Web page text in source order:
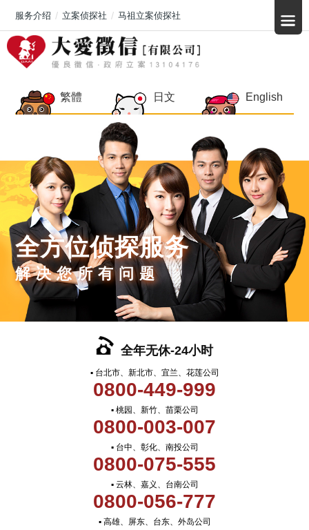
繁體 日文 English
全方位侦探服务
解决您所有问题
全年无休-24小时
▪ 台北市、新北市、宜兰、花莲公司
0800-449-999
▪ 桃园、新竹、苗栗公司
0800-003-007
▪ 台中、彰化、南投公司
0800-075-555
▪ 云林、嘉义、台南公司
0800-056-777
▪ 高雄、屏东、台东、外岛公司
服务介绍 立案侦探社 马祖立案侦探社